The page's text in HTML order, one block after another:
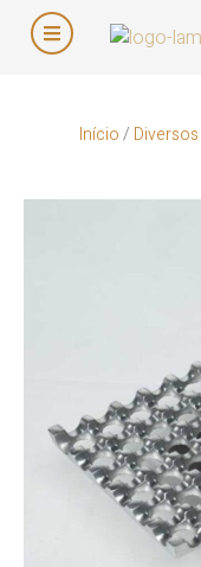
Início/ Diversos